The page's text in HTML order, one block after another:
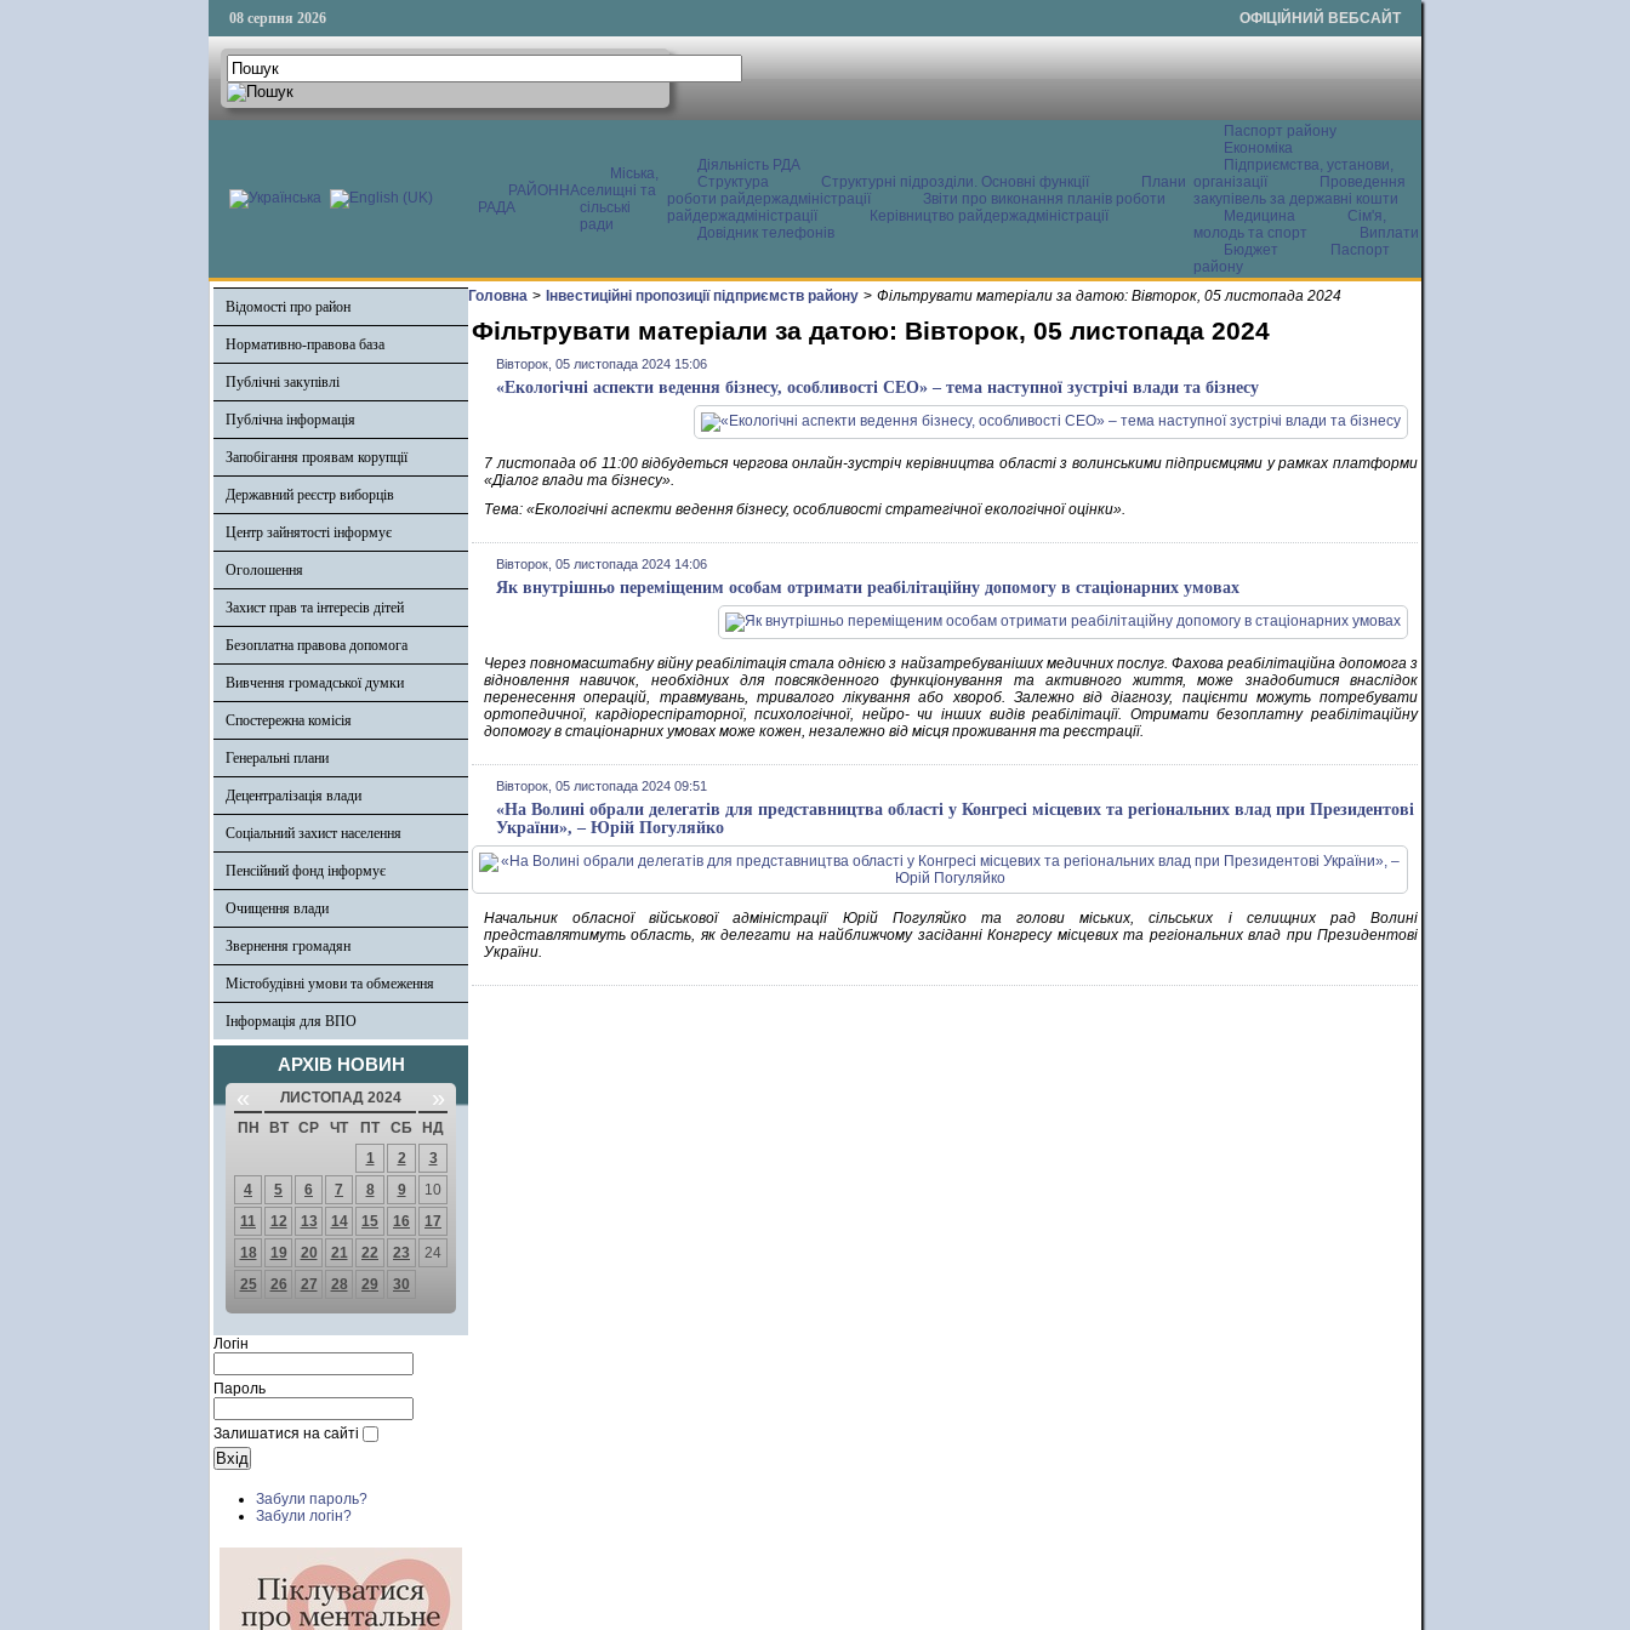
08 серпня 2026 ОФІЦІЙНИЙ ВЕБСАЙТ
РАЙОННА
РАДА
Міська,
селищні та
сільські
ради
Діяльність РДА
Структура
Структурні підрозділи. Основні функції
Плани
роботи райдержадміністрації
Звіти про виконання планів роботи
райдержадміністрації
Керівництво райдержадміністрації
Довідник телефонів
Паспорт району
Економіка
Підприємства, установи,
організації
Проведення
закупівель за державні кошти
Медицина
Сім'я,
молодь та спорт
Виплати
Бюджет
Паспорт
району
Відомості про район
Нормативно-правова база
Публічні закупівлі
Публічна інформація
Запобігання проявам корупції
Державний реєстр виборців
Центр зайнятості інформує
Оголошення
Захист прав та інтересів дітей
Безоплатна правова допомога
Вивчення громадської думки
Спостережна комісія
Генеральні плани
Децентралізація влади
Соціальний захист населення
Пенсійний фонд інформує
Очищення влади
Звернення громадян
Містобудівні умови та обмеження
Інформація для ВПО
АРХІВ НОВИН
« ЛИСТОПАД 2024 »
ПН ВТ СР ЧТ ПТ СБ
НД
1
2
3
4
5 6 7 8 9
10
11
12 13 14 15 16
17
18
19 20 21 22 23
24
25
26 27 28 29 30
Логін
Пароль
Залишатися на сайті
Забули пароль?
Забули логін?
Головна > Інвестиційні пропозиції підприємств району > Фільтрувати матеріали за датою: Вівторок, 05 листопада 2024
Фільтрувати матеріали за датою: Вівторок, 05 листопада 2024
Вівторок, 05 листопада 2024 15:06
«Екологічні аспекти ведення бізнесу, особливості СЕО» – тема наступної зустрічі влади та бізнесу
7 листопада об 11:00 відбудеться чергова онлайн-зустріч керівництва області з волинськими підприємцями у рамках платформи
«Діалог влади та бізнесу».
Тема: «Екологічні аспекти ведення бізнесу, особливості стратегічної екологічної оцінки».
Вівторок, 05 листопада 2024 14:06
Як внутрішньо переміщеним особам отримати реабілітаційну допомогу в стаціонарних умовах
Через повномасштабну війну реабілітація стала однією з найзатребуваніших медичних послуг. Фахова реабілітаційна допомога з
відновлення навичок, необхідних для повсякденного функціонування та активного життя, може знадобитися внаслідок
перенесення операцій, травмувань, тривалого лікування або хвороб. Залежно від діагнозу, пацієнти можуть потребувати
ортопедичної, кардіореспіраторної, психологічної, нейро- чи інших видів реабілітації. Отримати безоплатну реабілітаційну
допомогу в стаціонарних умовах може кожен, незалежно від місця проживання та реєстрації.
Вівторок, 05 листопада 2024 09:51
«На Волині обрали делегатів для представництва області у Конгресі місцевих та регіональних влад при Президентові
України», – Юрій Погуляйко
Начальник обласної військової адміністрації Юрій Погуляйко та голови міських, сільських і селищних рад Волині
представлятимуть область, як делегати на найближчому засіданні Конгресу місцевих та регіональних влад при Президентові
України.